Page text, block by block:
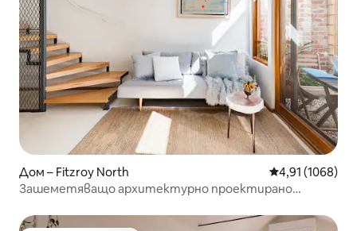
Дом – Fitzroy North Средна
4,91 (1068)
Зашеметяващо архитектурно проектирано